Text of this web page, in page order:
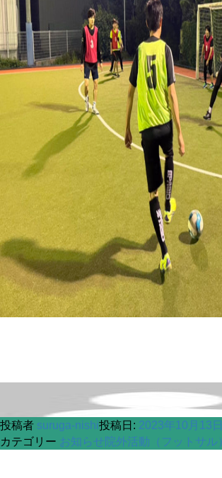
投稿者 suruga-nishi投稿日: 2023年10月13日
カテゴリー お知らせ 院外活動（フットサル